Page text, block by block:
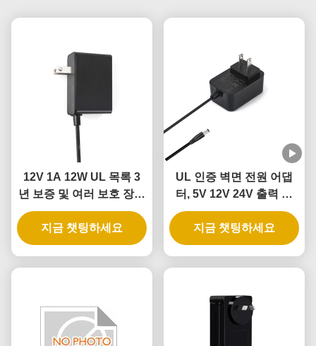
12V 1A 12W UL 목록 3
년 보증 및 여러 보호 장치
와 함께 벽 플러그 어댑터
지금 챗팅하세요
UL 인증 벽면 전원 어댑
터, 5V 12V 24V 출력 및
12W 24W 전력, 지능형 도
어락용
지금 챗팅하세요